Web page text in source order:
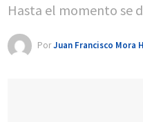
Hasta el momento se
PorJuan Francisco Mora